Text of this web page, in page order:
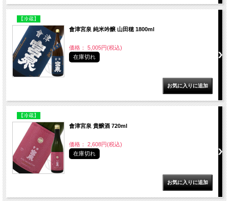
【冷蔵】
會津宮泉 純米吟醸 山田穂 1800ml
価格： 5,005円(税込)
在庫切れ
【冷蔵】
會津宮泉 貴醸酒 720ml
価格： 2,608円(税込)
在庫切れ